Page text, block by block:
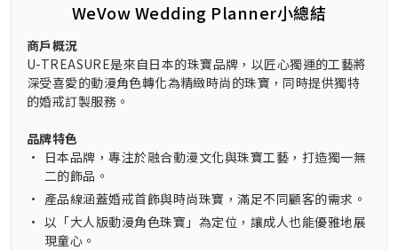
WeVow Wedding Planner小總結
商戶概況
U-TREASURE是來自日本的珠寶品牌，以匠心獨運的工藝將
深受喜愛的動漫角色轉化為精緻時尚的珠寶，同時提供獨特
的婚戒訂製服務。
品牌特色
•
日本品牌，專注於融合動漫文化與珠寶工藝，打造獨一無
二的飾品。
• 產品線涵蓋婚戒首飾與時尚珠寶，滿足不同顧客的需求。
• 以「大人版動漫角色珠寶」為定位，讓成人也能優雅地展
現童心。